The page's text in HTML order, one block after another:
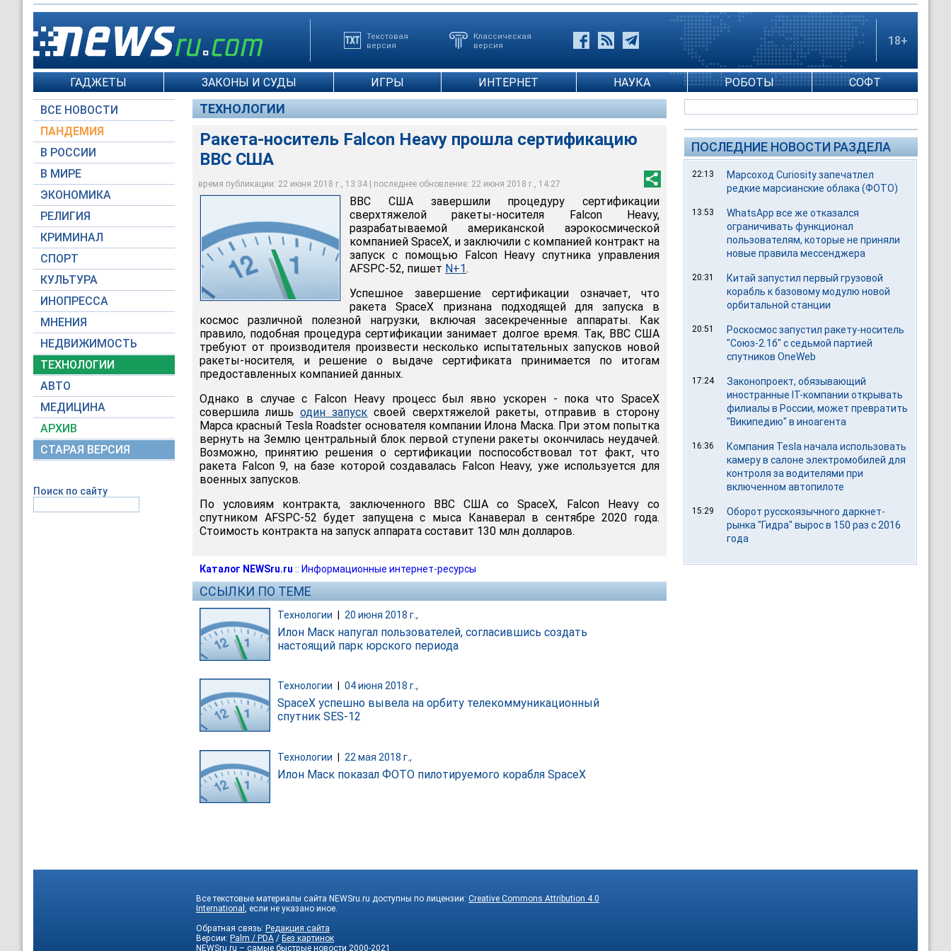
Текстовая
версия
Классическая
версия
18+
ГАДЖЕТЫ ЗАКОНЫ И СУДЫ ИГРЫ ИНТЕРНЕТ НАУКА РОБОТЫ СОФТ
ВСЕ НОВОСТИ
ПАНДЕМИЯ
В РОССИИ
В МИРЕ
ЭКОНОМИКА
РЕЛИГИЯ
КРИМИНАЛ
СПОРТ
КУЛЬТУРА
ИНОПРЕССА
МНЕНИЯ
НЕДВИЖИМОСТЬ
ТЕХНОЛОГИИ
АВТО
МЕДИЦИНА
АРХИВ
СТАРАЯ ВЕРСИЯ
Поиск по сайту
ТЕХНОЛОГИИ
Ракета-носитель Falcon Heavy прошла сертификацию
ВВС США
время публикации: 22 июня 2018 г., 13:34 | последнее обновление: 22 июня 2018 г., 14:27
Global Look Press
ВВС США завершили процедуру сертификации
сверхтяжелой ракеты-носителя Falcon Heavy,
разрабатываемой американской аэрокосмической
компанией SpaceX, и заключили с компанией контракт на
запуск с помощью Falcon Heavy спутника управления
AFSPC-52, пишет N+1.
Успешное завершение сертификации означает, что
ракета SpaceX признана подходящей для запуска в
космос различной полезной нагрузки, включая засекреченные аппараты. Как
правило, подобная процедура сертификации занимает долгое время. Так, ВВС США
требуют от производителя произвести несколько испытательных запусков новой
ракеты-носителя, и решение о выдаче сертификата принимается по итогам
предоставленных компанией данных.
Однако в случае с Falcon Heavy процесс был явно ускорен - пока что SpaceX
совершила лишьодин запуск своей сверхтяжелой ракеты, отправив в сторону
Марса красный Tesla Roadster основателя компании Илона Маска. При этом попытка
вернуть на Землю центральный блок первой ступени ракеты окончилась неудачей.
Возможно, принятию решения о сертификации поспособствовал тот факт, что
ракета Falcon 9, на базе которой создавалась Falcon Heavy, уже используется для
военных запусков.
По условиям контракта, заключенного ВВС США со SpaceX, Falcon Heavy со
спутником AFSPC-52 будет запущена с мыса Канаверал в сентябре 2020 года.
Стоимость контракта на запуск аппарата составит 130 млн долларов.
Каталог NEWSru.ru :: Информационные интернет-ресурсы
ССЫЛКИ ПО ТЕМЕ
Технологии 20 июня 2018 г.,
Илон Маск напугал пользователей, согласившись создать
настоящий парк юрского периода
Технологии 04 июня 2018 г.,
SpaceX успешно вывела на орбиту телекоммуникационный
спутник SES-12
Технологии | 22 мая 2018 г.,
Илон Маск показал ФОТО пилотируемого корабля SpaceX
ПОСЛЕДНИЕ НОВОСТИ РАЗДЕЛА
22:13
Марсоход Curiosity запечатлел
редкие марсианские облака (ФОТО)
13:53
WhatsApp все же отказался
ограничивать функционал
пользователям, которые не приняли
новые правила мессенджера
20:31
Китай запустил первый грузовой
корабль к базовому модулю новой
орбитальной станции
20:51
Роскосмос запустил ракету-носитель
"Союз-2.1б" с седьмой партией
спутников OneWeb
17:24
Законопроект, обязывающий
иностранные IT-компании открывать
филиалы в России, может превратить
"Википедию" в иноагента
16:36
Компания Tesla начала использовать
камеру в салоне электромобилей для
контроля за водителями при
включенном автопилоте
15:29
Оборот русскоязычного даркнет-
рынка "Гидра" вырос в 150 раз с 2016
года
Все текстовые материалы сайта NEWSru.ru доступны по лицензии: Creative Commons Attribution 4.0
International
, если не указано иное.
Обратная связь: Редакция сайта
Версии: Palm / PDA / Без картинок
NEWSru.ru – самые быстрые новости 2000-2021